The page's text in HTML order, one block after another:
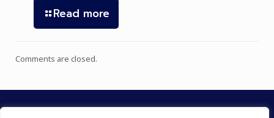
Read more
Comments are closed.